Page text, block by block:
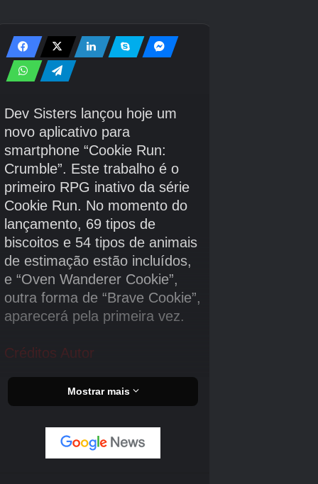
como Spotlight Hour ou Go Tour, pode
apresentar Hatenna, dando a você a chance de
caçar brilhantemente. Dito isto, a menos que
você pode obter uma Hatenna brilhante, você
apenas terá que confiar na sorte.
Isso significa caminhar e clicar em cada
Hatenna que você vê. A taxa média de brilho
para um Pokémon sem boost é de cerca de
1/500, o que significa que para cada 500
Hatenna que você vê, provavelmente um será
brilhante. Se você verificar seu Pokédex e
perceber que tem 499 encontros, isso não
significa que seu próximo seja um brilho
garantido – não é assim que a matemática
– são muitos Pokémon para verificar!
Certifique-se de saber os horários dos eventos
e ataques de janeiro. A negociação remota foi